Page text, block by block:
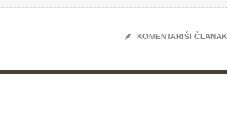
✎ KOMENTARIŠI ČLANAK